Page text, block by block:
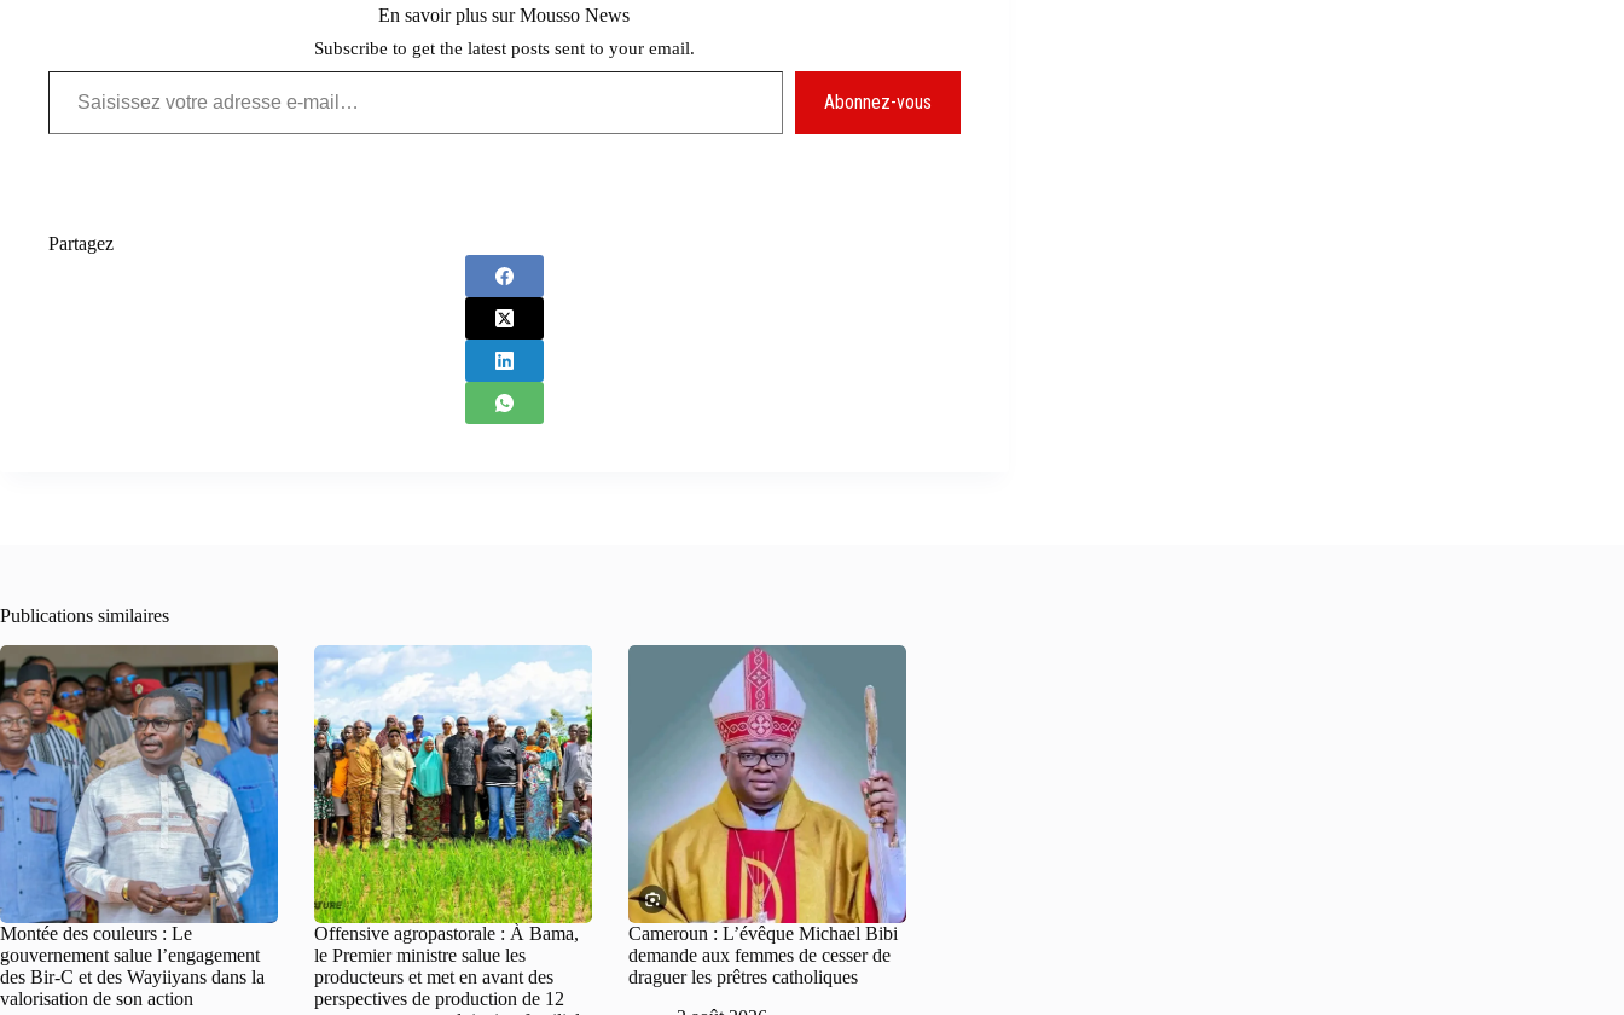
En savoir plus sur Mousso News
Subscribe to get the latest posts sent to your email.
Saisissez votre adresse e-mail…
Abonnez-vous
Partagez
Publications similaires
Montée des couleurs : Le
gouvernement salue l’engagement
des Bir-C et des Wayiiyans dans la
valorisation de son action
Offensive agropastorale : À Bama,
le Premier ministre salue les
producteurs et met en avant des
perspectives de production de 12
Cameroun : L’évêque Michael Bibi
demande aux femmes de cesser de
draguer les prêtres catholiques